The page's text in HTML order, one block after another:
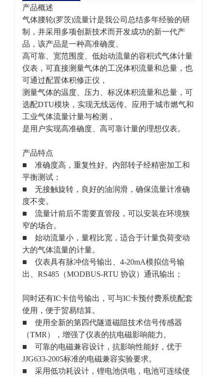
产品概述
气体腰轮(罗茨)流量计是我公司总结多年经验的研
制，并采用多项创新技术而开发成功的新一代产
品，该产品是一种高准确度、
高可靠、宽范围度、低始动流量的容积式气体计量
仪表， 可直接测量气体的工况体积流量和总量，也
可通过配置体积修正仪，
测量气体的温度、压力、标况体积流量和总量，可
选配DTU模块，实现无线远传。应用于城市燃气和
工业气体流量计量与检测，
是用户实现高准确度、高可靠计量的理想仪表。
产品特点
■ 准确度高，重复性好。内部转子经精密加工和
平衡测试；
■ 无接触旋转，良好的油润滑，确保流量计准确
度不变。
■ 流量计前后不需要直管段，可以安装在环境狭
窄的场合。
■ 始动流量小，量程比宽，适合于计量负荷变动
大的气体流量的计量。
■ 仪表具有脉冲信号输出、4-20mA模拟信号输
出、RS485（MODBUS-RTU 协议）通讯输出；
同时还有IC卡信号输出，可与IC卡预付费系统配套
使用，便于贸易结算。
■ 使用全新的第四代隧道磁阻技术信号传感器
（TMR），增强了仪表的抗电磁影响能力。
■ 可靠的电磁兼容设计，抗影响性能好，优于
JJG633-2005标准的电磁兼容实验要求。
■ 采用低功耗设计，锂电池供电，电池可连续使